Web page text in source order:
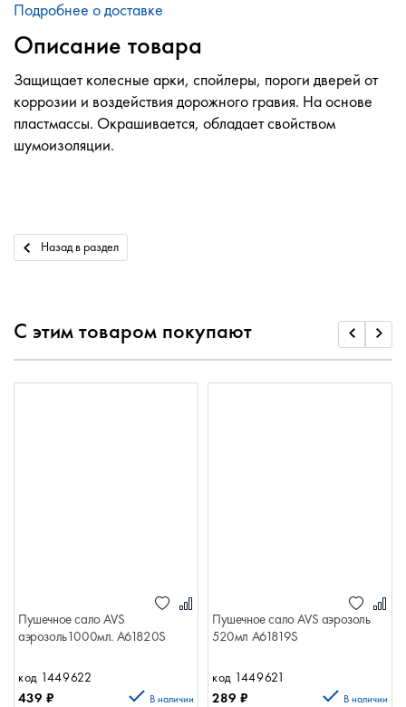
Подробнее о доставке
Описание товара
Защищает колесные арки, спойлеры, пороги дверей от
коррозии и воздействия дорожного гравия. На основе
пластмассы. Окрашивается, обладает свойством
шумоизоляции.
Назад в раздел
С этим товаром покупают
Пушечное сало AVS
аэрозоль1000мл. A61820S
код 1449622
439 ₽ В наличии
Пушечное сало AVS аэрозоль
520мл A61819S
код 1449621
289 ₽ В наличии